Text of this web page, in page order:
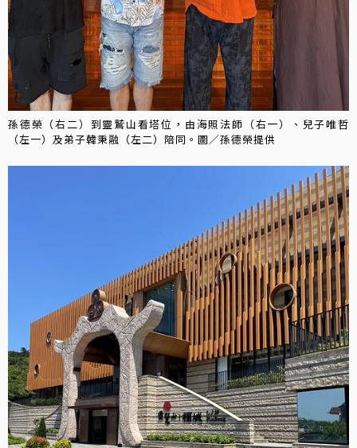
孫德榮（右二）到靈鷲山看塔位，由海照法師（右一）、兒子唯哲
（左一）及弟子韓秉融（左二）陪同。圖／孫德榮提供